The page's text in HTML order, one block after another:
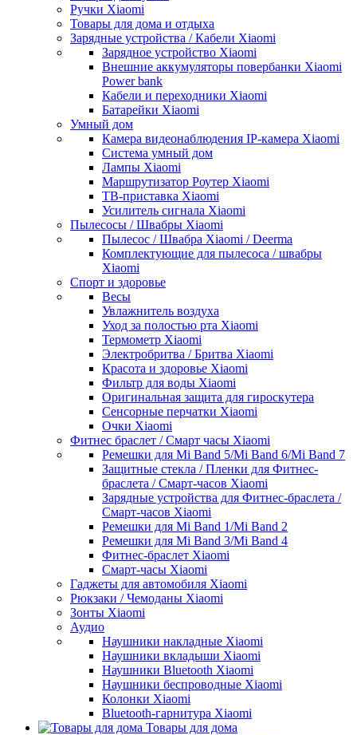
Ручки Xiaomi
Товары для дома и отдыха
Зарядные устройства / Кабели Xiaomi
Зарядное устройство Xiaomi
Внешние аккумуляторы повербанки Xiaomi
Power bank
Кабели и переходники Xiaomi
Батарейки Xiaomi
Умный дом
Камера видеонаблюдения IP-камера Xiaomi
Система умный дом
Лампы Xiaomi
Маршрутизатор Роутер Xiaomi
ТВ-приставка Xiaomi
Усилитель сигнала Xiaomi
Пылесосы / Швабры Xiaomi
Пылесос / Швабра Xiaomi / Deerma
Комплектующие для пылесоса / швабры
Xiaomi
Спорт и здоровье
Весы
Увлажнитель воздуха
Уход за полостью рта Xiaomi
Термометр Xiaomi
Электробритва / Бритва Xiaomi
Красота и здоровье Xiaomi
Фильтр для воды Xiaomi
Оригинальная защита для гироскутера
Сенсорные перчатки Xiaomi
Очки Xiaomi
Фитнес браслет / Смарт часы Xiaomi
Ремешки для Mi Band 5/Mi Band 6/Mi Band 7
Защитные стекла / Пленки для Фитнес-
браслета / Смарт-часов Xiaomi
Зарядные устройства для Фитнес-браслета /
Смарт-часов Xiaomi
Ремешки для Mi Band 1/Mi Band 2
Ремешки для Mi Band 3/Mi Band 4
Фитнес-браслет Xiaomi
Смарт-часы Xiaomi
Гаджеты для автомобиля Xiaomi
Рюкзаки / Чемоданы Xiaomi
Зонты Xiaomi
Аудио
Наушники накладные Xiaomi
Наушники вкладыши Xiaomi
Наушники Bluetooth Xiaomi
Наушники беспроводные Xiaomi
Колонки Xiaomi
Bluetooth-гарнитура Xiaomi
Товары для дома